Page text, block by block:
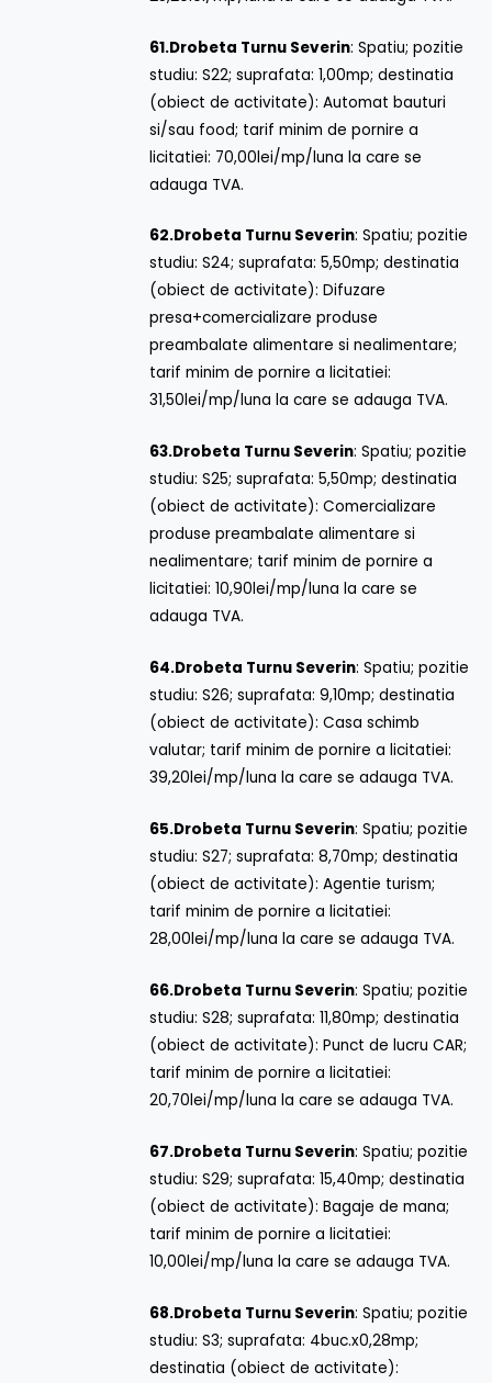
61.Drobeta Turnu Severin: Spatiu; pozitie
studiu: S22; suprafata: 1,00mp; destinatia
(obiect de activitate): Automat bauturi
si/sau food; tarif minim de pornire a
licitatiei: 70,00lei/mp/luna la care se
adauga TVA.
62.Drobeta Turnu Severin: Spatiu; pozitie
studiu: S24; suprafata: 5,50mp; destinatia
(obiect de activitate): Difuzare
presa+comercializare produse
preambalate alimentare si nealimentare;
tarif minim de pornire a licitatiei:
31,50lei/mp/luna la care se adauga TVA.
63.Drobeta Turnu Severin: Spatiu; pozitie
studiu: S25; suprafata: 5,50mp; destinatia
(obiect de activitate): Comercializare
produse preambalate alimentare si
nealimentare; tarif minim de pornire a
licitatiei: 10,90lei/mp/luna la care se
adauga TVA.
64.Drobeta Turnu Severin: Spatiu; pozitie
studiu: S26; suprafata: 9,10mp; destinatia
(obiect de activitate): Casa schimb
valutar; tarif minim de pornire a licitatiei:
39,20lei/mp/luna la care se adauga TVA.
65.Drobeta Turnu Severin: Spatiu; pozitie
studiu: S27; suprafata: 8,70mp; destinatia
(obiect de activitate): Agentie turism;
tarif minim de pornire a licitatiei:
28,00lei/mp/luna la care se adauga TVA.
66.Drobeta Turnu Severin: Spatiu; pozitie
studiu: S28; suprafata: 11,80mp; destinatia
(obiect de activitate): Punct de lucru CAR;
tarif minim de pornire a licitatiei:
20,70lei/mp/luna la care se adauga TVA.
67.Drobeta Turnu Severin: Spatiu; pozitie
studiu: S29; suprafata: 15,40mp; destinatia
(obiect de activitate): Bagaje de mana;
tarif minim de pornire a licitatiei:
10,00lei/mp/luna la care se adauga TVA.
68.Drobeta Turnu Severin: Spatiu; pozitie
studiu: S3; suprafata: 4buc.x0,28mp;
destinatia (obiect de activitate):